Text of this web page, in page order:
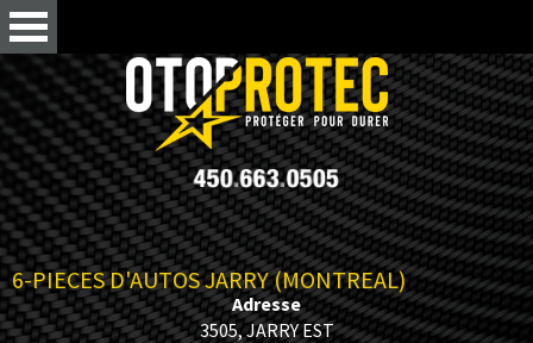
6-PIECES D'AUTOS JARRY (MONTREAL)
Adresse
3505, JARRY EST